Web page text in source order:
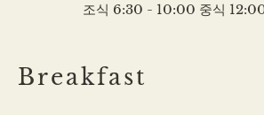
조식 6:30 - 10:00 중식
Breakfast